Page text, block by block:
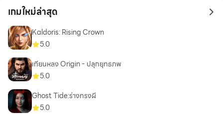
เกมใหม่ล่าสุด to
Kaldoris: Rising Crown
5.0
เทียนหลง Origin - ปลุกยุทธภพ
5.0
Ghost Tide:ร่างทรงผี
5.0